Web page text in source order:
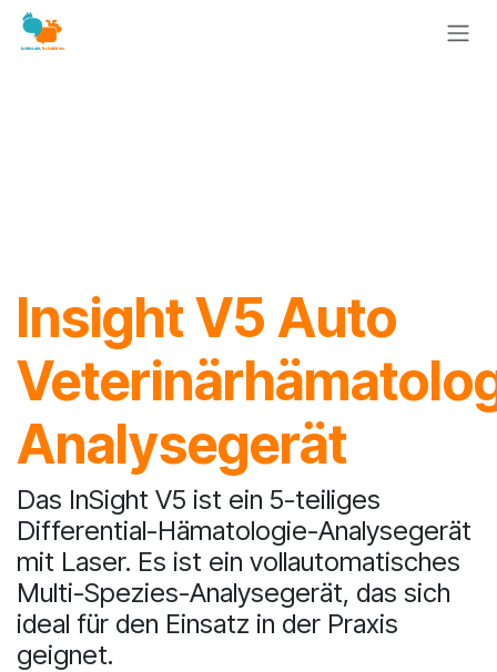
Zum Inhalt springen
Insight V5 Auto
Analysegerät
Das InSight V5 ist ein 5-teiliges
Differential-Hämatologie-Analysegerät
mit Laser. Es ist ein vollautomatisches
Multi-Spezies-Analysegerät, das sich
ideal für den Einsatz in der Praxis
geignet.